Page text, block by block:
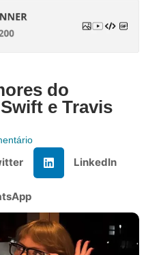
do
e Travis
LinkedIn